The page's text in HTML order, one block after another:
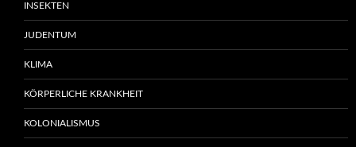
INSEKTEN
JUDENTUM
KLIMA
KÖRPERLICHE KRANKHEIT
KOLONIALISMUS